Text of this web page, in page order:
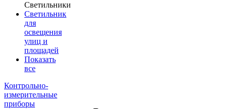
Светильники
Светильник
для
освещения
улиц и
площадей
Показать
все
Контрольно-
измерительные
приборы